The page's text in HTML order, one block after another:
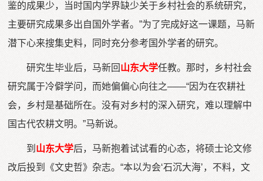
鉴的成果少，当时国内学界缺少关于乡村社会的系统研究，
主要研究成果多出自国外学者。”为了完成好这一课题，马新
潜下心来搜集史料，同时充分参考国外学者的研究。
研究生毕业后，马新回 山东大学任教。那时，乡村社会
研究属于冷僻学问，而她偏偏心向往之——“因为在农耕社
会，乡村是基础所在。没有对乡村的深入研究，难以理解中
国古代农耕文明。”马新说。
到 山东大学后，马新抱着试试看的心态，将硕士论文修
改后投到《文史哲》杂志。“本以为会‘石沉大海’，不料，文